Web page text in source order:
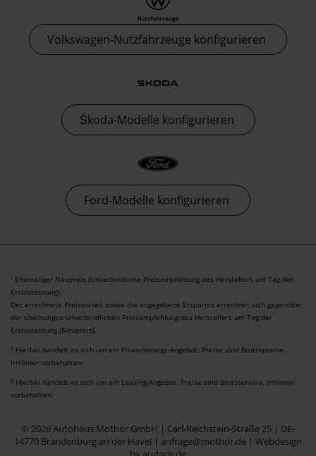
Volkswagen-Nutzfahrzeuge konfigurieren
Škoda-Modelle konfigurieren
Ford-Modelle konfigurieren
1 Ehemaliger Neupreis (Unverbindliche Preisempfehlung des Herstellers am Tag der
Erstzulassung).
Der errechnete Preisvorteil sowie die angegebene Ersparnis errechnet sich gegenüber
der ehemaligen unverbindlichen Preisempfehlung des Herstellers am Tag der
Erstzulassung (Neupreis).
2 Hierbei handelt es sich um ein Finanzierungs-Angebot. Preise sind Bruttopreise.
Irrtümer vorbehalten.
3 Hierbei handelt es sich um ein Leasing-Angebot. Preise sind Bruttopreise. Irrtümer
vorbehalten.
© 2026 Autohaus Mothor GmbH | Carl-Reichstein-Straße 25 | DE-
14770 Brandenburg an der Havel | anfrage@mothor.de | Webdesign